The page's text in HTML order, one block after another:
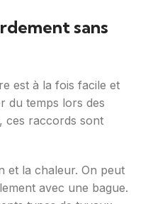
sans
est à la fois facile et
du temps lors des
ces raccords sont
et la chaleur. On peut
avec une bague.